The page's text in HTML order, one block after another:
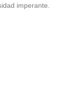
imperante.